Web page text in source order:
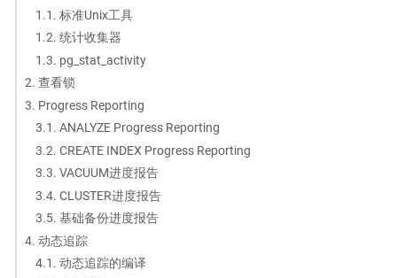
1.1. 标准Unix工具
1.2. 统计收集器
1.3. pg_stat_activity
2. 查看锁
3. Progress Reporting
3.1. ANALYZE Progress Reporting
3.2. CREATE INDEX Progress Reporting
3.3. VACUUM进度报告
3.4. CLUSTER进度报告
3.5. 基础备份进度报告
4. 动态追踪
4.1. 动态追踪的编译